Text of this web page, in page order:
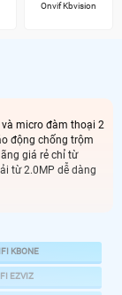
Onvif Kbvision
micro đàm thoại 2
động chống trộm
giá rẻ chỉ từ
từ 2.0MP dễ dàng
KBONE
EZVIZ